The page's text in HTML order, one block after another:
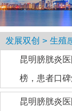
发展双创 > 生殖
昆明膀胱炎
榜，患者口
昆明膀胱炎